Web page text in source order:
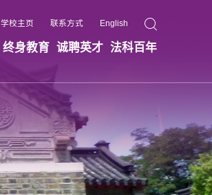
学校主页 联系方式 English
终身教育 诚聘英才 法科百年